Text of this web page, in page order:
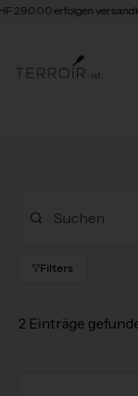
290.00 erfolgen
Filters
2 Einträge